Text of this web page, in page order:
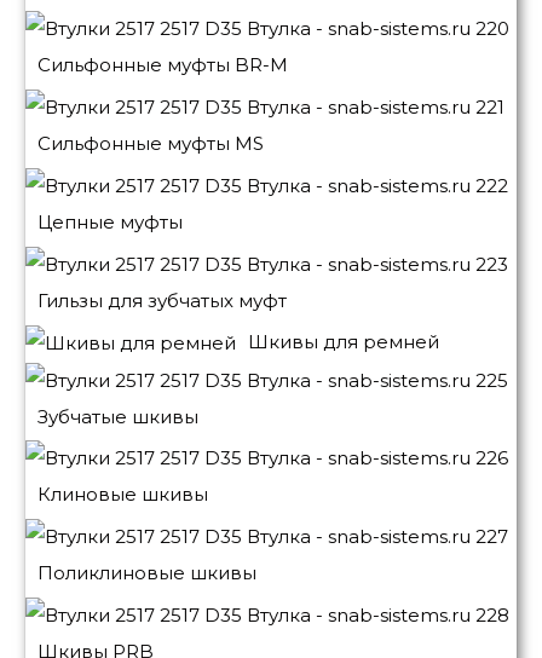
Сильфонные муфты BR-M
Сильфонные муфты MS
Цепные муфты
Гильзы для зубчатых муфт
Шкивы для ремней
Зубчатые шкивы
Клиновые шкивы
Поликлиновые шкивы
Шкивы PRB